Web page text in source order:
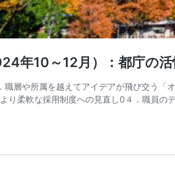
年10～12月）：都庁の
職層や所属を越えてアイデアが飛び交う「
り柔軟な採用制度への見直し0４．職員の